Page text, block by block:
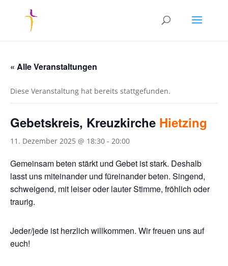
« Alle Veranstaltungen
Diese Veranstaltung hat bereits stattgefunden.
Gebetskreis, Kreuzkirche Hietzing
11. Dezember 2025 @ 18:30 - 20:00
Gemeinsam beten stärkt und Gebet ist stark. Deshalb
lasst uns miteinander und füreinander beten. Singend,
schweigend, mit leiser oder lauter Stimme, fröhlich oder
traurig.
Jeder/jede ist herzlich willkommen. Wir freuen uns auf
euch!